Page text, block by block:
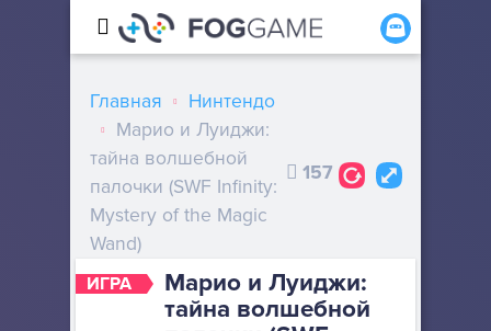
ИГРА
Марио и Луиджи:
тайна волшебной
Главная
Нинтендо
Марио и Луиджи:
тайна волшебной
палочки (SWF Infinity:
Mystery of the Magic
Wand)
157